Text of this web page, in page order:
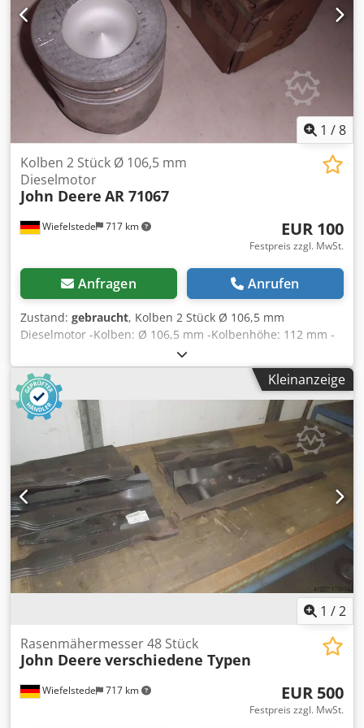
1 /8
Wiefelstede 717 km
Kolben 2 Stück Ø 106,5 mm
Dieselmotor
John Deere AR 71067
EUR 100
Festpreis zzgl. MwSt.
Anfragen Anrufen
Zustand: gebraucht, Kolben 2 Stück Ø 106,5 mm
Dieselmotor -Kolben: Ø 106,5 mm -Kolbenhöhe: 112 mm -
Kolbenbolzen: Ø 41,278 mm -Komplettpreis: 2 Stück -
Gewicht: 1,4 kg/Stück Dcedpfx Aob A S Dxshkek
Kleinanzeige
1 /2
Wiefelstede 717 km
Rasenmähermesser 48 Stück
John Deere verschiedene Typen
EUR 500
Festpreis zzgl. MwSt.